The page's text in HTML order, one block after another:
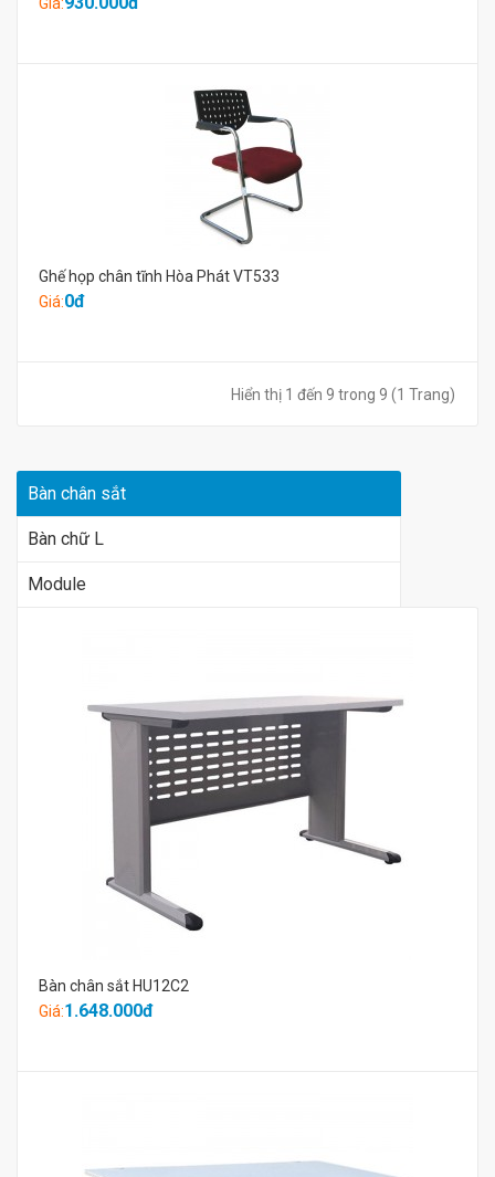
Ghế họp chân tĩnh Hòa Phát VT533
Giá:0đ
Hiển thị 1 đến 9 trong 9 (1 Trang)
Bàn chân sắt
Bàn chữ L
Module
Bàn chân sắt HU12C2
Giá:1.648.000đ